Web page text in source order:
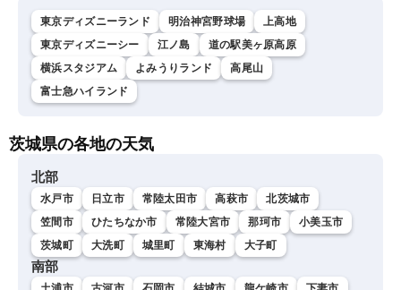
東京ディズニーランド 明治神宮野球場
上高地
東京ディズニーシー
江ノ島
道の駅美ヶ原高原
横浜スタジアム
よみうりランド
高尾山
富士急ハイランド
茨城県の各地の天気
北部
水戸市 日立市 常陸太田市 高萩市
北茨城市
笠間市
ひたちなか市 常陸大宮市 那珂市
小美玉市
茨城町
大洗町 城里町 東海村 大子町
南部